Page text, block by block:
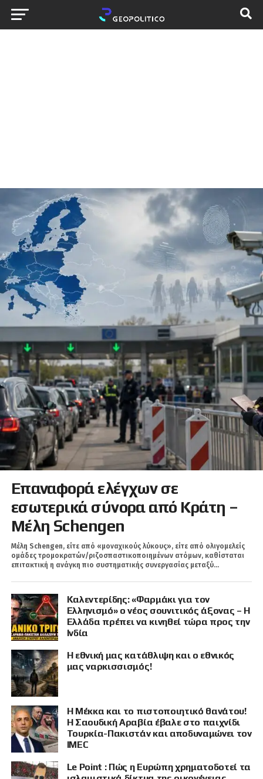
Επαναφορά ελέγχων σε
εσωτερικά σύνορα από Κράτη –
Μέλη Schengen
Μέλη Schengen, είτε από «μοναχικούς λύκους», είτε από ολιγομελείς
ομάδες τρομοκρατών/ριζοσπαστικοποιημένων ατόμων, καθίσταται
επιτακτική η ανάγκη πιο συστηματικής συνεργασίας μεταξύ...
Καλεντερίδης: «Φαρμάκι για τον
Ελληνισμό» ο νέος σουνιτικός άξονας – Η
Ελλάδα πρέπει να κινηθεί τώρα προς την
Ινδία
Η εθνική μας κατάθλιψη και ο εθνικός
μας ναρκισσισμός!
Η Μέκκα και το πιστοποιητικό θανάτου!
Η Σαουδική Αραβία έβαλε στο παιχνίδι
Τουρκία-Πακιστάν και αποδυναμώνει τον
IMEC
Le Point : Πώς η Ευρώπη χρηματοδοτεί τα